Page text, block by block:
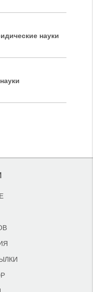
науки